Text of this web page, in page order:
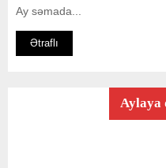
Ay səmada...
Ətraflı
Aylaya